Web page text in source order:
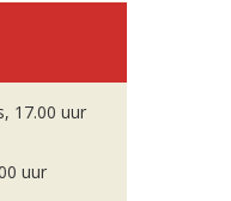
17.00 uur
uur